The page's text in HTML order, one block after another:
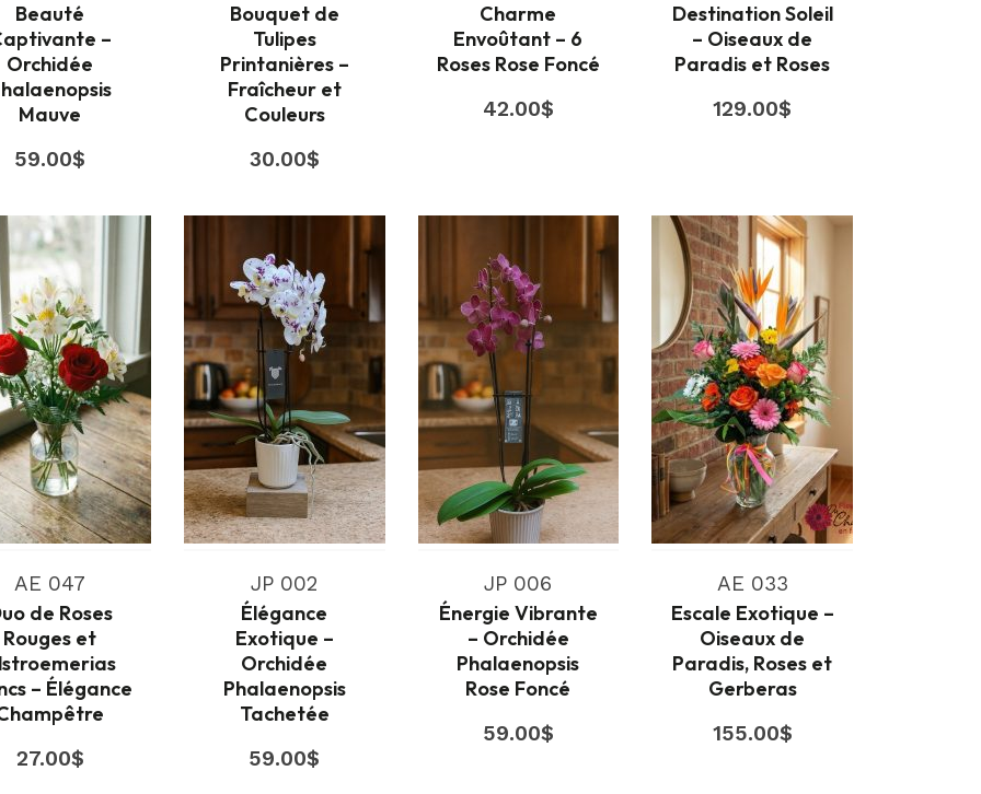
Beauté
–
Orchidée
Mauve
59.00$
Bouquet de
Tulipes
Printanières –
Fraîcheur et
Couleurs
30.00$
Charme
Envoûtant – 6
Roses Rose Foncé
42.00$
Destination Soleil
– Oiseaux de
Paradis et Roses
129.00$
AE 047
de Roses
Rouges et
– Élégance
27.00$
JP 002
Élégance
Exotique –
Orchidée
Phalaenopsis
Tachetée
59.00$
JP 006
Énergie Vibrante
– Orchidée
Phalaenopsis
Rose Foncé
59.00$
AE 033
Escale Exotique –
Oiseaux de
Paradis, Roses et
Gerberas
155.00$